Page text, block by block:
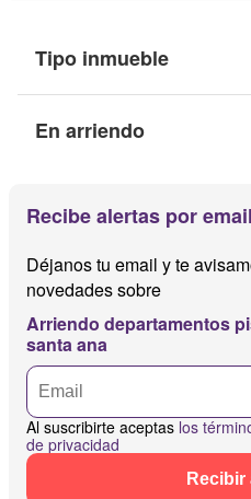
Tipo inmueble
En arriendo
Recibe alertas por email
Déjanos tu email y te
novedades sobre
Arriendo departamentos
santa ana
Al suscribirte aceptas los
de privacidad
Recibir